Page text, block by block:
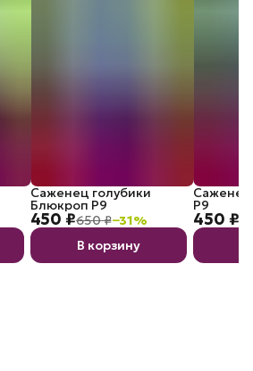
450 ₽650 ₽−31%
Саженец голубики
Блюкроп P9
В корзину
450 ₽
Саженец
P9